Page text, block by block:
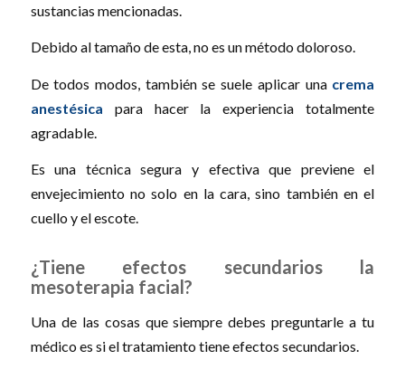
sustancias mencionadas.
Debido al tamaño de esta, no es un método doloroso.
De todos modos, también se suele aplicar una crema
anestésica para hacer la experiencia totalmente
agradable.
Es una técnica segura y efectiva que previene el
envejecimiento no solo en la cara, sino también en el
cuello y el escote.
¿Tiene efectos secundarios la
mesoterapia facial?
Una de las cosas que siempre debes preguntarle a tu
médico es si el tratamiento tiene efectos secundarios.